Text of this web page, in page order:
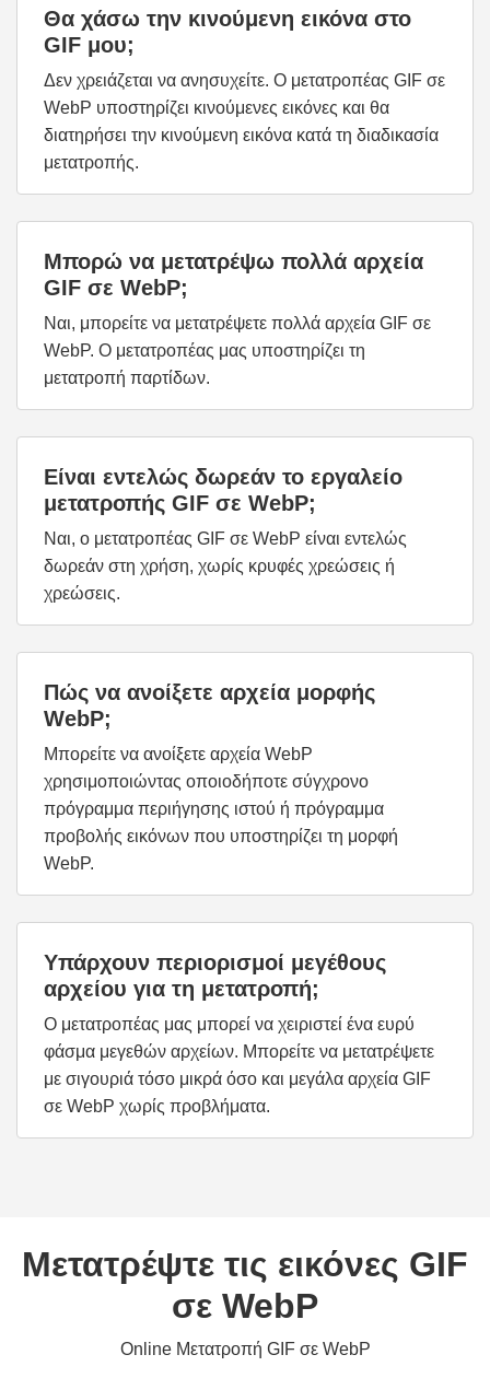
Θα χάσω την κινούμενη εικόνα στο
GIF μου;
Δεν χρειάζεται να ανησυχείτε. Ο μετατροπέας GIF σε
WebP υποστηρίζει κινούμενες εικόνες και θα
διατηρήσει την κινούμενη εικόνα κατά τη διαδικασία
μετατροπής.
Μπορώ να μετατρέψω πολλά αρχεία
GIF σε WebP;
Ναι, μπορείτε να μετατρέψετε πολλά αρχεία GIF σε
WebP. Ο μετατροπέας μας υποστηρίζει τη
μετατροπή παρτίδων.
Είναι εντελώς δωρεάν το εργαλείο
μετατροπής GIF σε WebP;
Ναι, ο μετατροπέας GIF σε WebP είναι εντελώς
δωρεάν στη χρήση, χωρίς κρυφές χρεώσεις ή
χρεώσεις.
Πώς να ανοίξετε αρχεία μορφής
WebP;
Μπορείτε να ανοίξετε αρχεία WebP
χρησιμοποιώντας οποιοδήποτε σύγχρονο
πρόγραμμα περιήγησης ιστού ή πρόγραμμα
προβολής εικόνων που υποστηρίζει τη μορφή
WebP.
Υπάρχουν περιορισμοί μεγέθους
αρχείου για τη μετατροπή;
Ο μετατροπέας μας μπορεί να χειριστεί ένα ευρύ
φάσμα μεγεθών αρχείων. Μπορείτε να μετατρέψετε
με σιγουριά τόσο μικρά όσο και μεγάλα αρχεία GIF
σε WebP χωρίς προβλήματα.
Μετατρέψτε τις εικόνες GIF
σε WebP
Online Μετατροπή GIF σε WebP